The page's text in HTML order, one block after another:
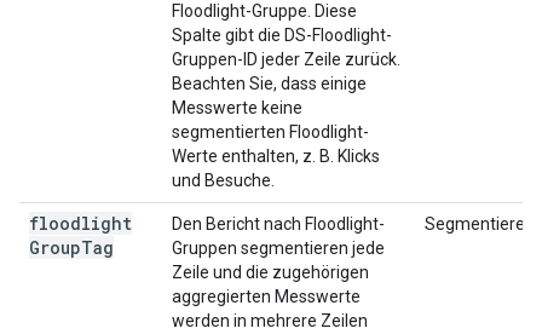
Floodlight-Gruppe. Diese
Spalte gibt die DS-Floodlight-
Gruppen-ID jeder Zeile zurück.
Beachten Sie, dass einige
Messwerte keine
segmentierten Floodlight-
Werte enthalten, z. B. Klicks
und Besuche.
floodlight
GroupTag
Den Bericht nach Floodlight-
Gruppen segmentieren jede
Zeile und die zugehörigen
aggregierten Messwerte
werden in mehrere Zeilen
Segmentieren